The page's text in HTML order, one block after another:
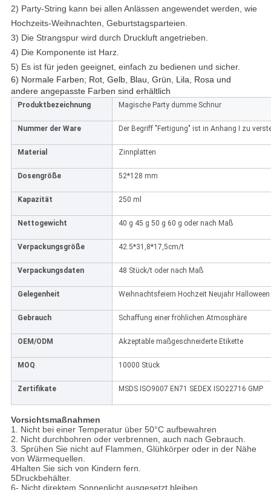
2) Party-String kann bei allen Anlässen angewendet werden, wie
Hochzeits-Weihnachten, Geburtstagsparteien.
3) Die Strangspur wird durch Druckluft angetrieben.
4) Die Komponente ist Harz.
5) Es ist für jeden geeignet, einfach zu bedienen und sicher.
6) Normale Farben; Rot, Gelb, Blau, Grün, Lila, Rosa und
andere angepasste Farben sind erhältlich
Produktbezeichnung Magische Party dumme Schnur
Nummer der Ware Der Begriff "Fertigung" ist in Anhang I zu
Material Zinnplatten
Dosengröße 52*128 mm
Kapazität 250 ml
Nettogewicht 40 g 45 g 50 g 60 g oder nach Maß
Verpackungsgröße 42.5*31,8*17,5cm/t
Verpackungsdaten 48 Stück/t oder nach Maß
Gelegenheit Weihnachtsfeiern Hochzeit Neujahr
Gebrauch Schaffung einer fröhlichen Atmosphäre
OEM/ODM Akzeptable maßgeschneiderte Etikette
MOQ 10000 Stück
Zertifikate MSDS ISO9007 EN71 SEDEX ISO22716 GMP
Vorsichtsmaßnahmen
1. Nicht bei einer Temperatur über 50°C aufbewahren
2. Nicht durchbohren oder verbrennen, auch nach Gebrauch.
3. Sprühen Sie nicht auf Flammen, Glühkörper oder in der Nähe
von Wärmequellen.
4Halten Sie sich von Kindern fern.
5Druckbehälter.
6- Nicht direktem Sonnenlicht ausgesetzt bleiben.